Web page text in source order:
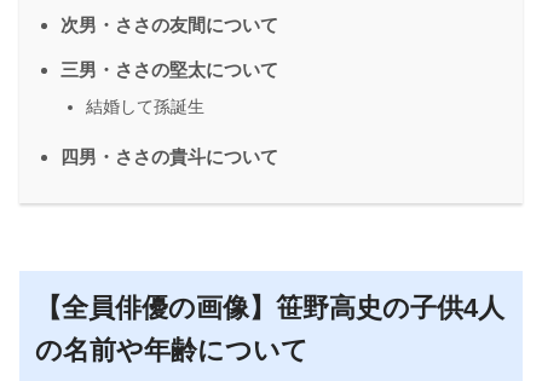
次男・ささの友間について
三男・ささの堅太について
結婚して孫誕生
四男・ささの貴斗について
【全員俳優の画像】笹野高史の子供4人
の名前や年齢について